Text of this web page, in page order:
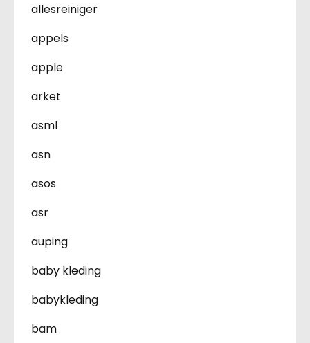
allesreiniger
appels
apple
arket
asml
asn
asos
asr
auping
baby kleding
babykleding
bam